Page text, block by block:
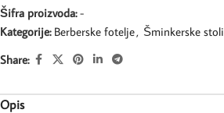
Šifra proizvoda:-
Kategorije: Berberske fotelje, Šminkerske
Share:
Opis